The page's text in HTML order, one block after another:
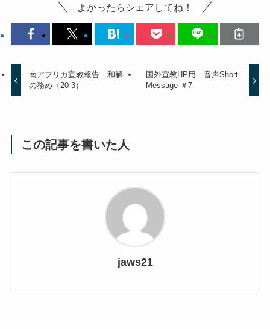
よかったらシェアしてね！
南アフリカ宣教報告 和解
の務め（20-3）
国外宣教HP用 音声Short
Message ＃7
この記事を書いた人
jaws21